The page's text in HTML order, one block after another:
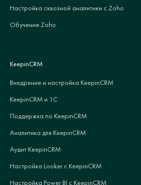
Настройка сквозной аналитики с Zoho
Обучение Zoho
KeepinCRM
Внедрение и настройка KeepinCRM
KeepinCRM и 1С
Поддержка по KeepinCRM
Аналитика для KeepinCRM
Аудит KeepinCRM
Настройка Looker с KeepinCRM
Настройка Power BI с KeepinCRM